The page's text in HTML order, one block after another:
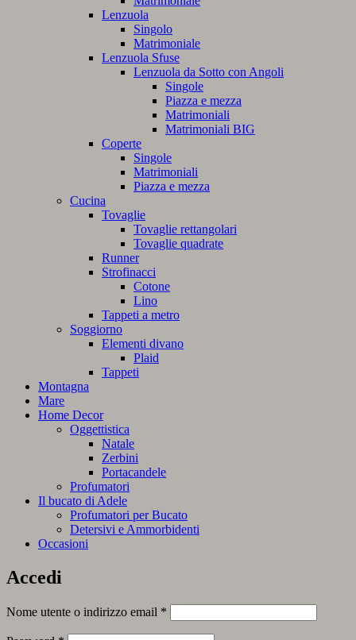
Lenzuola
Singolo
Matrimoniale
Lenzuola Sfuse
Lenzuola da Sotto con Angoli
Singole
Piazza e mezza
Matrimoniali
Matrimoniali BIG
Coperte
Singole
Matrimoniali
Piazza e mezza
Cucina
Tovaglie
Tovaglie rettangolari
Tovaglie quadrate
Runner
Strofinacci
Cotone
Lino
Tappeti a metro
Soggiorno
Elementi divano
Plaid
Tappeti
Montagna
Mare
Home Decor
Oggettistica
Natale
Zerbini
Portacandele
Profumatori
Il bucato di Adele
Profumatori per Bucato
Detersivi e Ammorbidenti
Occasioni
Accedi
Nome utente o indirizzo email *